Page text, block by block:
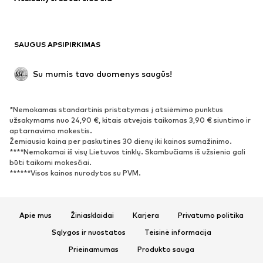
BATAI
Naujienos
Batai ir auliniai batai
Atviri batai
Išskirtiniai
SPORTAS
Sportiniai drabužiai
AKSESUARAI
Kepurės
SAUGUS APSIPIRKIMAS
Su mumis tavo duomenys saugūs!
*Nemokamas standartinis pristatymas į atsiėmimo punktus
užsakymams nuo 24,90 €, kitais atvejais taikomas 3,90 € siuntimo ir
aptarnavimo mokestis.
Žemiausia kaina per paskutines 30 dienų iki kainos sumažinimo.
****Nemokamai iš visų Lietuvos tinklų. Skambučiams iš užsienio gali
būti taikomi mokesčiai.
******Visos kainos nurodytos su PVM.
Apie mus Žiniasklaidai Karjera
Privatumo politika
Sąlygos ir nuostatos
Teisinė informacija
Prieinamumas
Produkto sauga